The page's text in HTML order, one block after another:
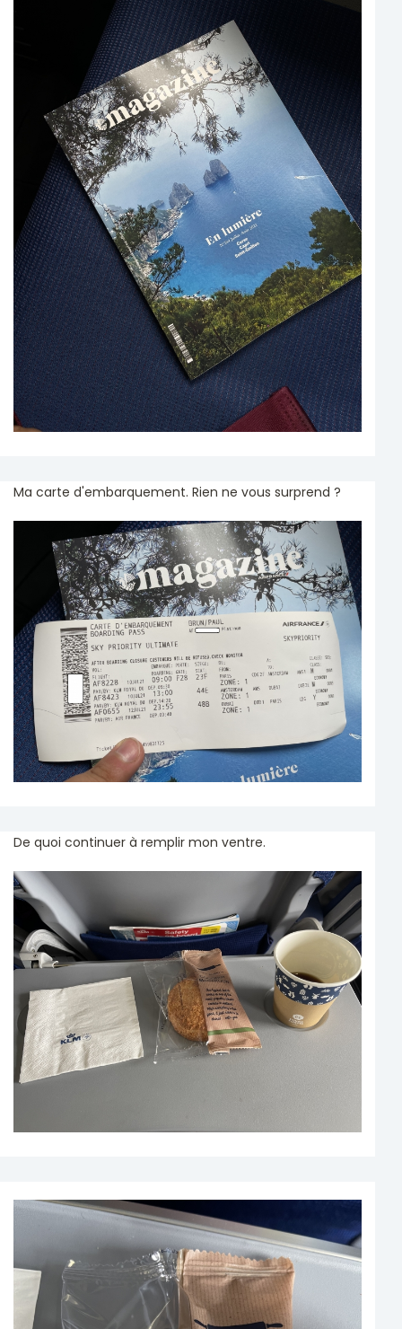
Ma carte d'embarquement. Rien ne vous surprend ?
De quoi continuer à remplir mon ventre.